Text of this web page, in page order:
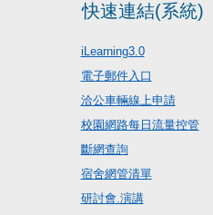
快速連結(系統)
iLearning3.0
電子郵件入口
洽公車輛線上申請
校園網路每日流量控管
斷網查詢
宿舍網管清單
研討會.演講